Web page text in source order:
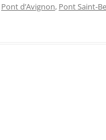
Pont d’Avignon, Pont Saint-